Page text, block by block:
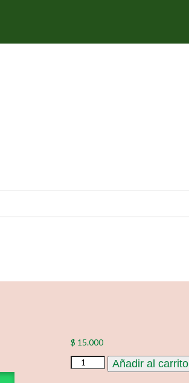
$ 15.000
Virgen
de
Añadir al carrito